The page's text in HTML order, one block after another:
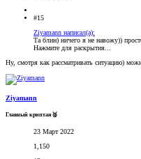
#15
Ziyamann написал(а):
Та блин) ничего я не навожу))
Нажмите для раскрытия...
Ну, смотря как рассматривать ситуацию)
Ziyamann
Главный криптан🥈
23 Март 2022
1,150